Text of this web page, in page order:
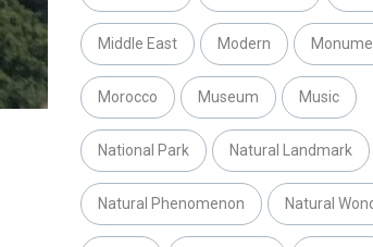
Middle East Modern
Morocco Museum Music
National Park Natural Landmark
Natural Phenomenon Natural